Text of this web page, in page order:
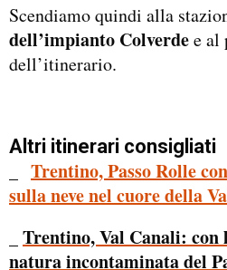
Scendiamo quindi alla
dell’impianto Colverdee al
dell’itinerario.
Altri itinerari consigliati
Trentino, Passo Rolle
sulla neve nel cuore della
Trentino, Val Canali: con
natura incontaminata del